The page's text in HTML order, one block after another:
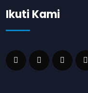
Ikuti Kami